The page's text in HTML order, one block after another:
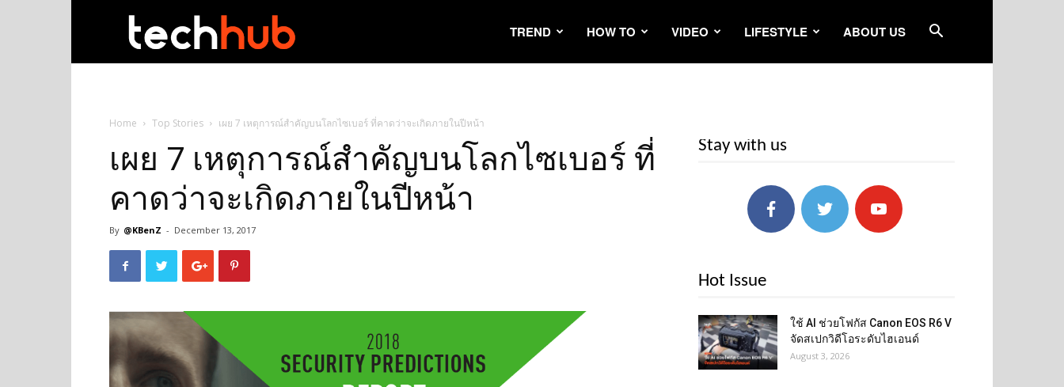
TREND HOW TO VIDEO LIFESTYLE ABOUT US
Home Top Stories เผย 7 เหตุการณ์สำคัญบนโลกไซเบอร์ ที่คาดว่าจะเกิดภายในปีหน้า
เผย 7 เหตุการณ์สำคัญบนโลกไซเบอร์ ที่
คาดว่าจะเกิดภายในปีหน้า
By @KBenZ - December 13, 2017
Stay with us
Hot Issue
ใช้ AI ช่วยโฟกัส Canon EOS R6 V
จัดสเปกวิดีโอระดับไฮเอนด์
August 3, 2026